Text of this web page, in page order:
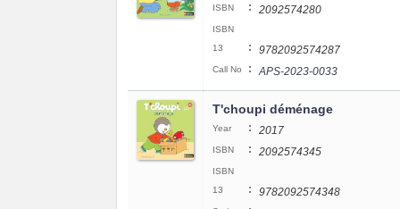
ISBN : 2092574280
ISBN
13
: 9782092574287
Call No : APS-2023-0033
T'choupi déménage
Year : 2017
ISBN : 2092574345
ISBN
13
: 9782092574348